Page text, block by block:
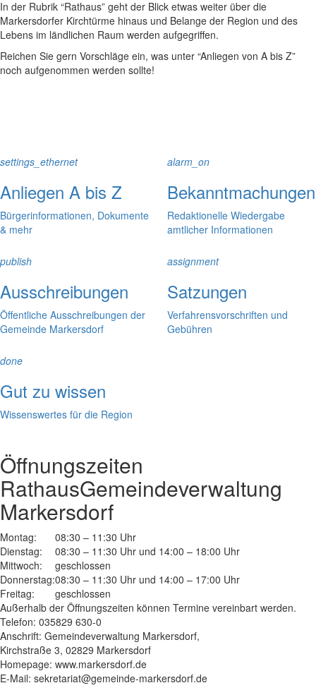
In der Rubrik “Rathaus” geht der Blick etwas weiter über die
Markersdorfer Kirchtürme hinaus und Belange der Region und des
Lebens im ländlichen Raum werden aufgegriffen.
Reichen Sie gern Vorschläge ein, was unter “Anliegen von A bis Z”
noch aufgenommen werden sollte!
settings_ethernet
Anliegen A bis Z
Bürgerinformationen, Dokumente
& mehr
alarm_on
Bekanntmachungen
Redaktionelle Wiedergabe
amtlicher Informationen
publish
Ausschreibungen
Öffentliche Ausschreibungen der
Gemeinde Markersdorf
assignment
Satzungen
Verfahrensvorschriften und
Gebühren
done
Gut zu wissen
Wissenswertes für die Region
Öffnungszeiten
RathausGemeindeverwaltung
Markersdorf
Montag:
08:30 – 11:30 Uhr
Dienstag:
08:30 – 11:30 Uhr und 14:00 – 18:00 Uhr
Mittwoch:
geschlossen
Donnerstag:08:30 – 11:30 Uhr und 14:00 – 17:00 Uhr
Freitag:
geschlossen
Außerhalb der Öffnungszeiten können Termine vereinbart werden.
Telefon: 035829 630-0
Anschrift: Gemeindeverwaltung Markersdorf,
Kirchstraße 3, 02829 Markersdorf
Homepage: www.markersdorf.de
E-Mail: sekretariat@gemeinde-markersdorf.de